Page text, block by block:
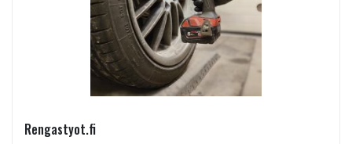
Rengastyot.fi